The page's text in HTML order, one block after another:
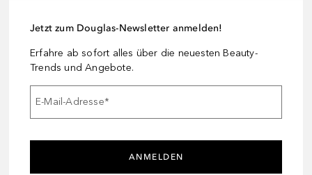
Jetzt zum Douglas-Newsletter anmelden!
Erfahre ab sofort alles über die neuesten Beauty-
Trends und Angebote.
E-Mail-Adresse*
ANMELDEN